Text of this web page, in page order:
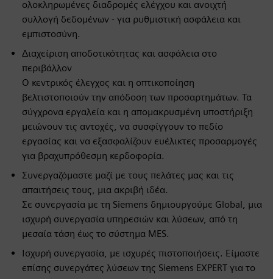
ολοκληρωμένες διαδρομές ελέγχου και ανοιχτή
συλλογή δεδομένων - για ρυθμιστική ασφάλεια και
εμπιστοσύνη.
Διαχείριση αποδοτικότητας και ασφάλεια στο
περιβάλλον
Ο κεντρικός έλεγχος και η οπτικοποίηση
βελτιστοποιούν την απόδοση των προσαρτημάτων. Τα
σύγχρονα εργαλεία και η απομακρυσμένη υποστήριξη
μειώνουν τις αντοχές, να συσφίγγουν το πεδίο
εργασίας και να εξασφαλίζουν ευέλικτες προσαρμογές
για βραχυπρόθεσμη κερδοφορία.
Συνεργαζόμαστε μαζί με τους πελάτες μας και τις
απαιτήσεις τους, μια ακριβή ιδέα.
Σε συνεργασία με τη Siemens δημιουργούμε Global, μια
ισχυρή συνεργασία υπηρεσιών και λύσεων, από τη
μεσαία τάση έως το σύστημα MES.
Ισχυρή συνεργασία, με ισχυρές πιστοποιήσεις. Είμαστε
επίσης συνεργάτες λύσεων της Siemens EXPERT για το